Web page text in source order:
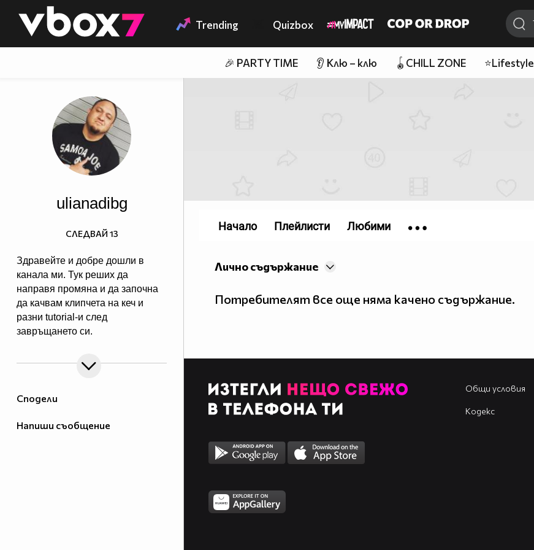
👾 Trending Quizbox
🎉 PARTY TIME 👂 Клю – клю 🪀CHILL ZONE ⭐Lifestyle
Сподели
Напиши съобщение
ulianadibg
Здравейте и добре дошли в
канала ми. Тук реших да
направя промяна и да започна
да качвам клипчета на кеч и
разни tutorial-и след
завръщането си.
СЛЕДВАЙ 13
Лично съдържание
Потребителят все още няма качено съдържание.
Начало Плейлисти Любими
Общи условия
Кодекс